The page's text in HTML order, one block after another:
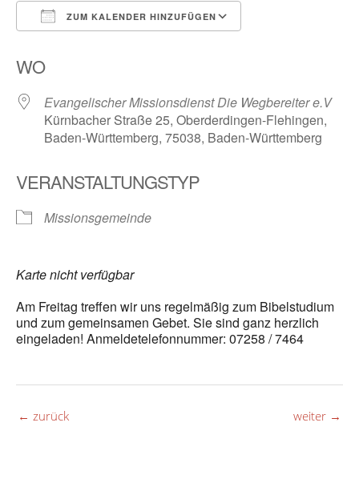
ZUM KALENDER HINZUFÜGEN
WO
Evangelischer Missionsdienst Die Wegbereiter e.V
Kürnbacher Straße 25, Oberderdingen-Flehingen,
Baden-Württemberg, 75038, Baden-Württemberg
VERANSTALTUNGSTYP
Missionsgemeinde
Karte nicht verfügbar
Am Freitag treffen wir uns regelmäßig zum Bibelstudium
und zum gemeinsamen Gebet. Sie sind ganz herzlich
eingeladen! Anmeldetelefonnummer: 07258 / 7464
← zurück weiter →